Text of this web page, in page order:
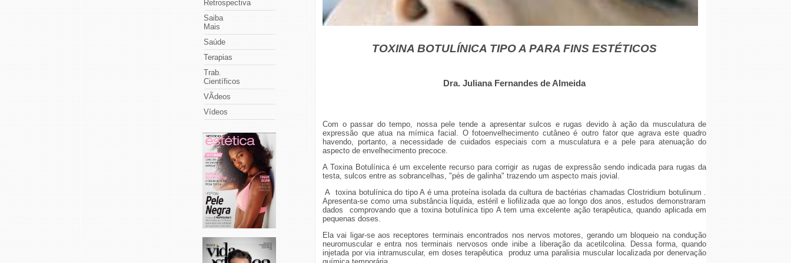
Retrospectiva
Saiba
Mais
Saúde
Terapias
Trab.
Científicos
VÃ­deos
Vídeos
TOXINA BOTULÍNICA TIPO A PARA FINS ESTÉTICOS
Dra. Juliana Fernandes de Almeida
Com o passar do tempo, nossa pele tende a apresentar sulcos e rugas devido à ação da musculatura de
expressão que atua na mímica facial. O fotoenvelhecimento cutâneo é outro fator que agrava este quadro
havendo, portanto, a necessidade de cuidados especiais com a musculatura e a pele para atenuação do
aspecto de envelhecimento precoce.
A Toxina Botulínica é um excelente recurso para corrigir as rugas de expressão sendo indicada para rugas da
testa, sulcos entre as sobrancelhas, "pés de galinha" trazendo um aspecto mais jovial.
A
toxina botulínica do tipo A é uma proteína isolada da cultura de bactérias chamadas Clostridium botulinum .
Apresenta-se como uma substância líquida, estéril e liofilizada que ao longo dos anos, estudos demonstraram
dados
comprovando que a toxina botulínica tipo A tem uma excelente ação terapêutica, quando aplicada em
pequenas doses.
Ela vai ligar-se aos receptores terminais encontrados nos nervos motores, gerando um bloqueio na condução
neuromuscular e entra nos terminais nervosos onde inibe a liberação da acetilcolina. Dessa forma, quando
injetada por via intramuscular, em doses terapêutica
produz uma paralisia muscular localizada por denervação